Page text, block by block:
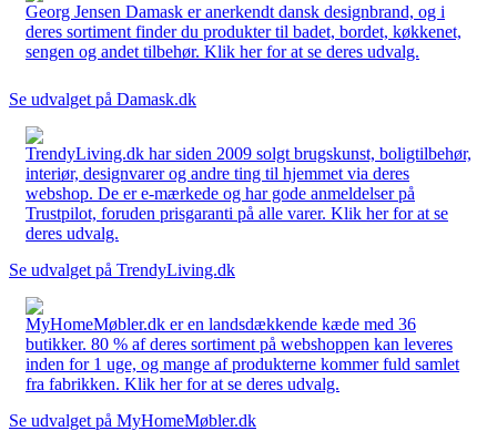
Georg Jensen Damask er anerkendt dansk designbrand, og i
deres sortiment finder du produkter til badet, bordet, køkkenet,
sengen og andet tilbehør. Klik her for at se deres udvalg.
Se udvalget på Damask.dk
TrendyLiving.dk har siden 2009 solgt brugskunst, boligtilbehør,
interiør, designvarer og andre ting til hjemmet via deres
webshop. De er e-mærkede og har gode anmeldelser på
Trustpilot, foruden prisgaranti på alle varer. Klik her for at se
deres udvalg.
Se udvalget på TrendyLiving.dk
MyHomeMøbler.dk er en landsdækkende kæde med 36
butikker. 80 % af deres sortiment på webshoppen kan leveres
inden for 1 uge, og mange af produkterne kommer fuld samlet
fra fabrikken. Klik her for at se deres udvalg.
Se udvalget på MyHomeMøbler.dk